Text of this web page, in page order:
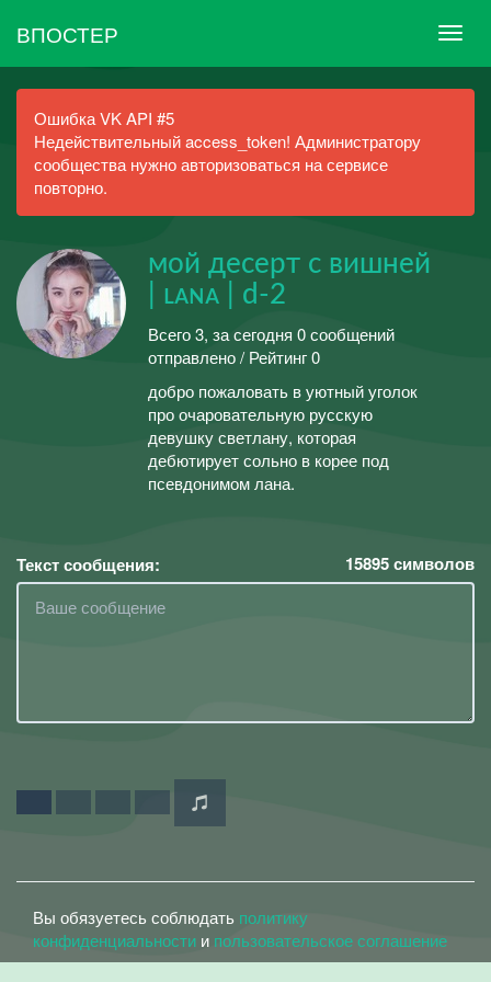
ВПОСТЕР
Ошибка VK API #5
Недействительный access_token! Администратору
сообщества нужно авторизоваться на сервисе
повторно.
мой десерт с вишней
| ʟᴀɴᴀ | d-2
Всего 3, за сегодня 0 сообщений
отправлено / Рейтинг 0
добро пожаловать в уютный уголок
про очаровательную русскую
девушку светлану, которая
дебютирует сольно в корее под
псевдонимом лана.
Текст сообщения: 15895символов
Вы обязуетесь соблюдать политику
конфиденциальности и пользовательское соглашение